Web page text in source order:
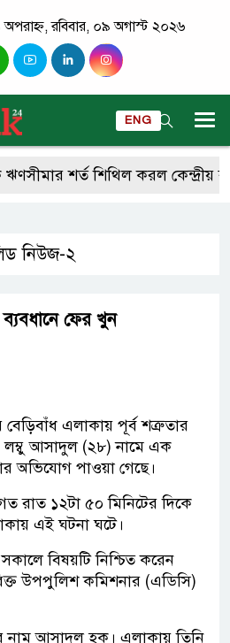
রবিবার, ০৯ অগাস্ট ২০২৬
ENG
শর্ত শিথিল করল কেন্দ্রীয়
নিউজ-২
ফের খুন
এলাকায় পূর্ব শত্রুতার
আসাদুল (২৮) নামে এক
অভিযোগ পাওয়া গেছে।
রাত ১২টা ৫০ মিনিটের দিকে
এই ঘটনা ঘটে।
বিষয়টি নিশ্চিত করেন
উপপুলিশ কমিশনার (এডিসি)
নাম আসাদুল হক। এলাকায় তিনি